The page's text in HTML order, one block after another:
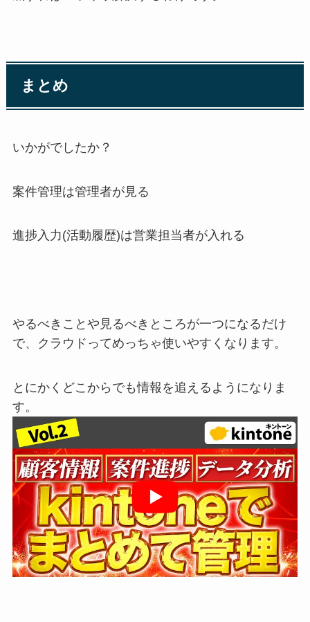
まとめ
いかがでしたか？
案件管理は管理者が見る
進捗入力(活動履歴)は営業担当者が入れる
やるべきことや見るべきところが一つになるだけ
で、クラウドってめっちゃ使いやすくなります。
とにかくどこからでも情報を追えるようになりま
す。